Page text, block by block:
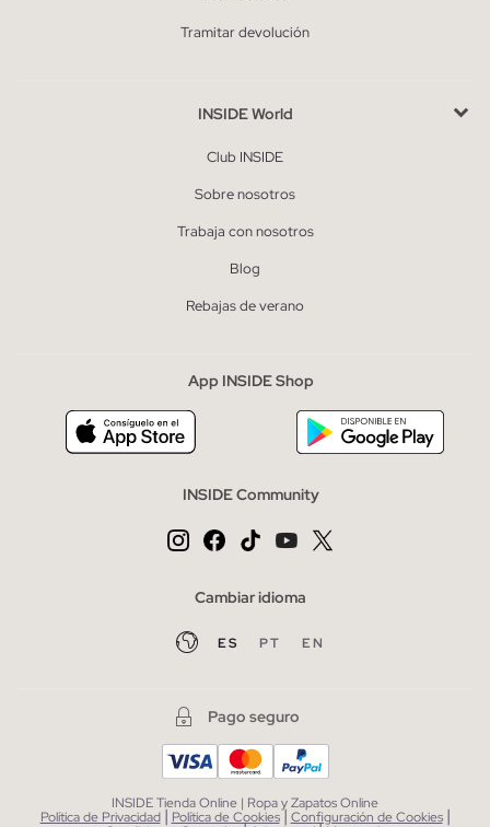
Tramitar devolución
INSIDE World
Club INSIDE
Sobre nosotros
Trabaja con nosotros
Blog
Rebajas de verano
App INSIDE Shop
INSIDE Community
Cambiar idioma
ES PT EN
Pago seguro
INSIDE Tienda Online | Ropa y Zapatos Online
Política de Privacidad | Política de Cookies| Configuración de Cookies |